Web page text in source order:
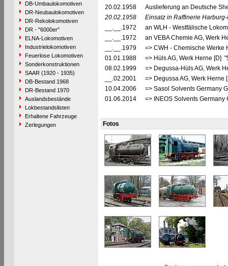
DB-Umbaulokomotiven
DR-Neubaulokomotiven
DR-Rekolokomotiven
DR - "6000er"
ELNA-Lokomotiven
Industrielokomotiven
Feuerlose Lokomotiven
Sonderkonstruktionen
SAAR (1920 - 1935)
DB-Bestand 1968
DR-Bestand 1970
Auslandsbestände
Lokbestandslisten
Erhaltene Fahrzeuge
Zerlegungen
20.02.1958
Auslieferung an Deutsche
20.02.1958
Einsatz in Raffinerie
__.__.1972
an WLH - Westfälische
__.__.1972
an VEBA Chemie AG, Werk
__.__.1979
=> CWH - Chemische Werke
01.01.1988
=> Hüls AG, Werk Herne [D]
08.02.1999
=> Degussa-Hüls AG, Werk
__.02.2001
=> Degussa AG, Werk Herne
10.04.2006
=> Sasol Solvents Germany
01.06.2014
=> INEOS Solvents
Fotos